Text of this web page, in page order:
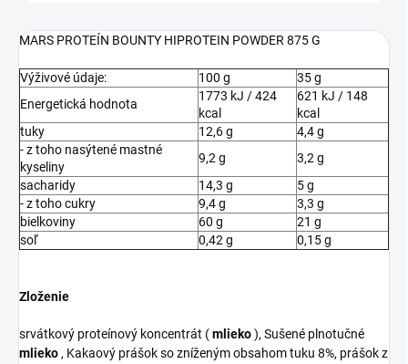
MARS PROTEÍN BOUNTY HIPROTEIN POWDER 875 G
Výživové údaje: 100 g
35 g
Energetická hodnota
1773 kJ / 424
kcal
621 kJ / 148
kcal
tuky
12,6 g
4,4 g
- z toho nasýtené mastné
kyseliny
9,2 g
3,2 g
sacharidy
14,3 g
5 g
- z toho cukry
9,4 g
3,3 g
bielkoviny
60 g
21 g
soľ
0,42 g 0,15 g
Zloženie
srvátkový proteínový koncentrát (mlieko), Sušené plnotučné
mlieko, Kakaový prášok so zníženým obsahom tuku 8%, prášok z